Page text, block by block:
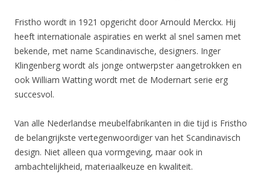
Fristho wordt in 1921 opgericht door Arnould Merckx. Hij
heeft internationale aspiraties en werkt al snel samen met
bekende, met name Scandinavische, designers. Inger
Klingenberg wordt als jonge ontwerpster aangetrokken en
ook William Watting wordt met de Modernart serie erg
succesvol.
Van alle Nederlandse meubelfabrikanten in die tijd is Fristho
de belangrijkste vertegenwoordiger van het Scandinavisch
design. Niet alleen qua vormgeving, maar ook in
ambachtelijkheid, materiaalkeuze en kwaliteit.